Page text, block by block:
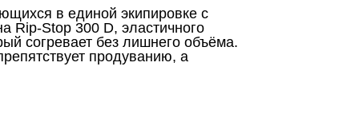
в единой экипировке с
Rip-Stop 300 D, эластичного
согревает без лишнего объёма.
продуванию, а